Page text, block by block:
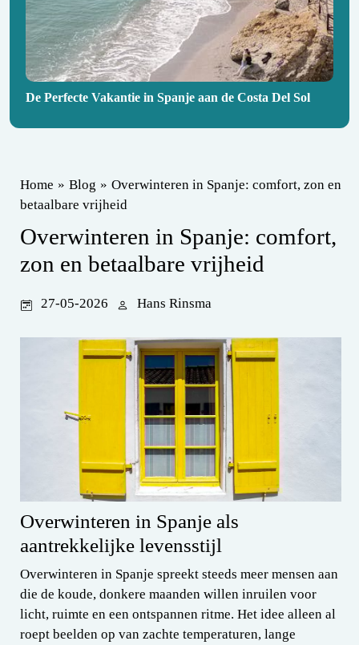
De Perfecte Vakantie in Spanje aan de Costa Del Sol
Home » Blog » Overwinteren in Spanje: comfort, zon en
betaalbare vrijheid
Overwinteren in Spanje: comfort,
zon en betaalbare vrijheid
27-05-2026 Hans Rinsma
Overwinteren in Spanje als
aantrekkelijke levensstijl
Overwinteren in Spanje spreekt steeds meer mensen aan
die de koude, donkere maanden willen inruilen voor
licht, ruimte en een ontspannen ritme. Het idee alleen al
roept beelden op van zachte temperaturen, lange